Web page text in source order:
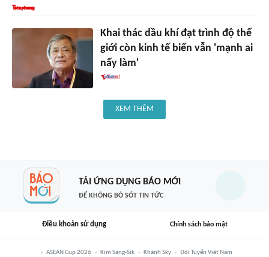
Khai thác dầu khí đạt trình độ thế
giới còn kinh tế biển vẫn 'mạnh ai
nấy làm'
XEM THÊM
TẢI ỨNG DỤNG BÁO MỚI
ĐỂ KHÔNG BỎ SÓT TIN TỨC
Điều khoản sử dụng Chính sách bảo mật
ASEAN Cup 2026 Kim Sang-Sik Khánh Sky Đội Tuyển Việt Nam